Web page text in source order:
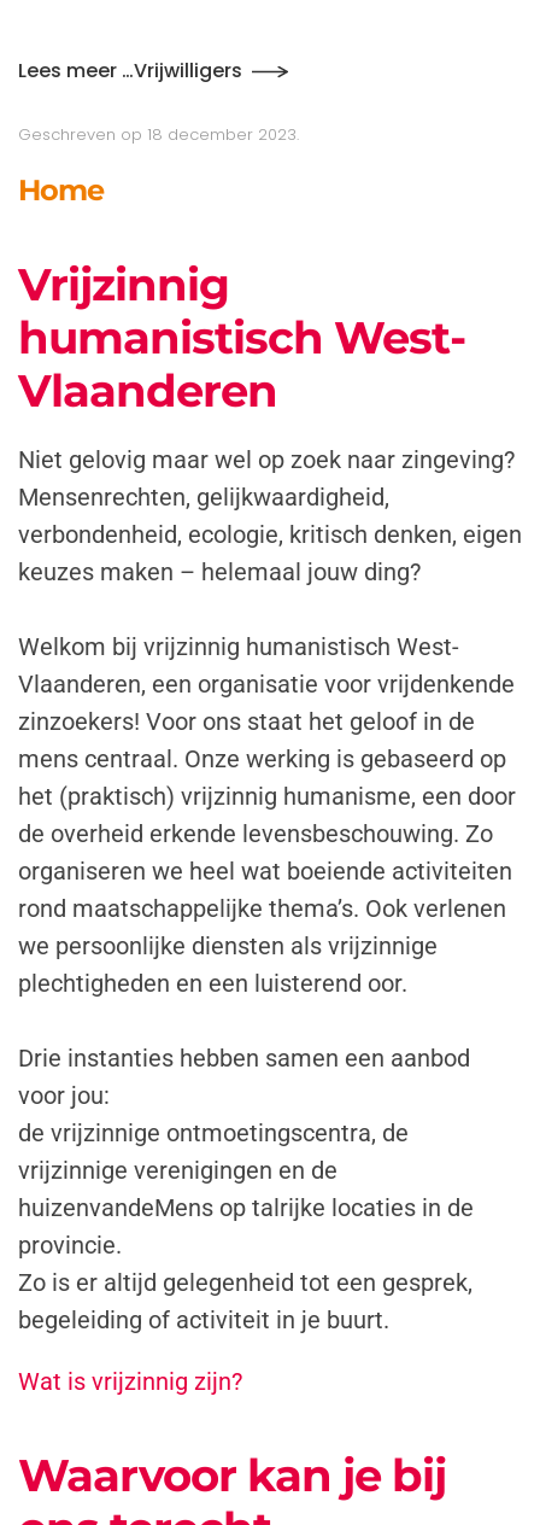
Lees meer …Vrijwilligers
Geschreven op 18 december 2023.
Home
Vrijzinnig
humanistisch West-
Vlaanderen
Niet gelovig maar wel op zoek naar zingeving?
Mensenrechten, gelijkwaardigheid,
verbondenheid, ecologie, kritisch denken, eigen
keuzes maken – helemaal jouw ding?
Welkom bij vrijzinnig humanistisch West-
Vlaanderen, een organisatie voor vrijdenkende
zinzoekers! Voor ons staat het geloof in de
mens centraal. Onze werking is gebaseerd op
het (praktisch) vrijzinnig humanisme, een door
de overheid erkende levensbeschouwing. Zo
organiseren we heel wat boeiende activiteiten
rond maatschappelijke thema’s. Ook verlenen
we persoonlijke diensten als vrijzinnige
plechtigheden en een luisterend oor.
Drie instanties hebben samen een aanbod
voor jou:
de vrijzinnige ontmoetingscentra, de
vrijzinnige verenigingen en de
huizenvandeMens op talrijke locaties in de
provincie.
Zo is er altijd gelegenheid tot een gesprek,
begeleiding of activiteit in je buurt.
Wat is vrijzinnig zijn?
Waarvoor kan je bij